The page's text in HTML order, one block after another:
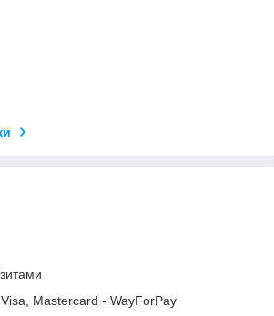
Mastercard - WayForPay